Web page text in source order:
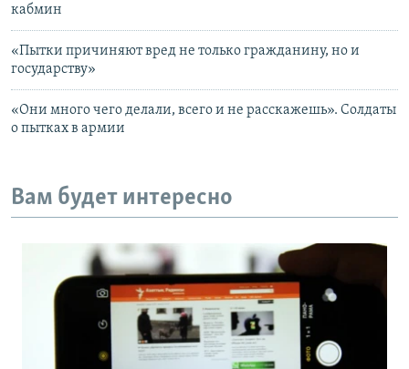
кабмин
«Пытки причиняют вред не только гражданину, но и
государству»
«Они много чего делали, всего и не расскажешь». Солдаты
о пытках в армии
Вам будет интересно